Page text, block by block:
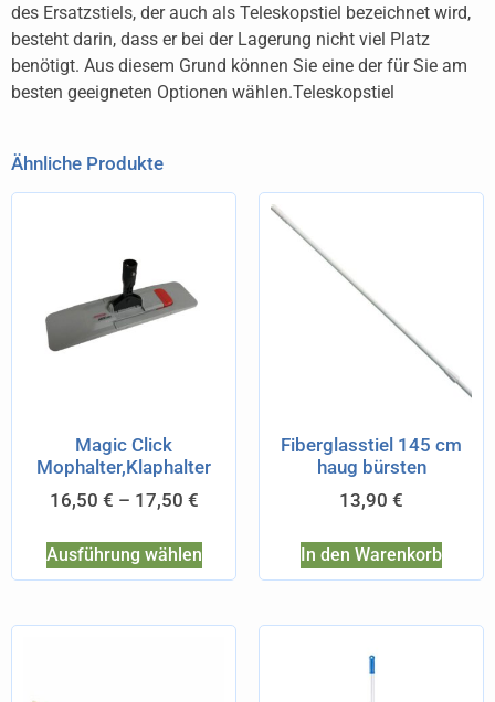
des Ersatzstiels, der auch als Teleskopstiel bezeichnet wird,
besteht darin, dass er bei der Lagerung nicht viel Platz
benötigt. Aus diesem Grund können Sie eine der für Sie am
besten geeigneten Optionen wählen.Teleskopstiel
Ähnliche Produkte
Magic Click
Mophalter,Klaphalter
16,50 € – 17,50 €
Ausführung wählen
Fiberglasstiel 145 cm
haug bürsten
13,90 €
In den Warenkorb